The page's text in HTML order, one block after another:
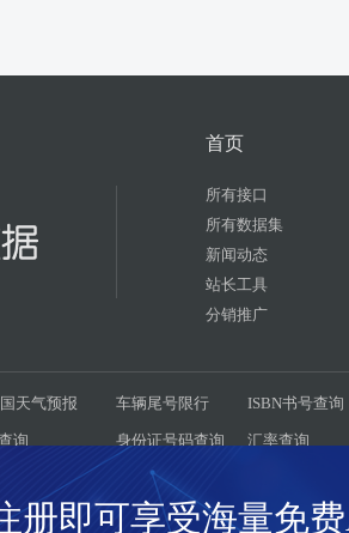
册即可享受海量免
首页
所有接口
所有数据集
新闻动态
站长工具
分销推广
天气预报 车辆尾号限行 ISBN书号查询
询 身份证号码查询 汇率查询
汽车燃料消耗量